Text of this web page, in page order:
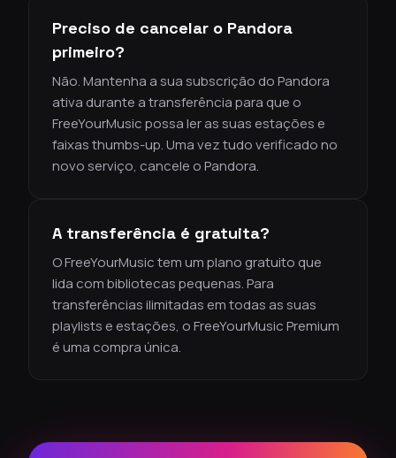
Preciso de cancelar o Pandora
primeiro?
Não. Mantenha a sua subscrição do Pandora
ativa durante a transferência para que o
FreeYourMusic possa ler as suas estações e
faixas thumbs-up. Uma vez tudo verificado no
novo serviço, cancele o Pandora.
A transferência é gratuita?
O FreeYourMusic tem um plano gratuito que
lida com bibliotecas pequenas. Para
transferências ilimitadas em todas as suas
playlists e estações, o FreeYourMusic Premium
é uma compra única.